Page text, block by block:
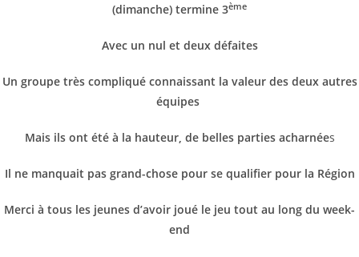
(dimanche) termine 3ème
Avec un nul et deux défaites
Un groupe très compliqué connaissant la valeur des deux autres
équipes
Mais ils ont été à la hauteur, de belles parties acharnées
Il ne manquait pas grand-chose pour se qualifier pour la Région
Merci à tous les jeunes d’avoir joué le jeu tout au long du week-
end